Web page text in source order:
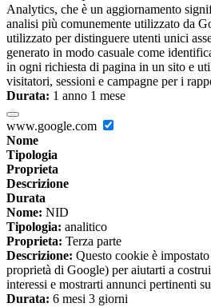
Analytics, che è un aggiornamento
analisi più comunemente utilizzato da
utilizzato per distinguere utenti unici
generato in modo casuale come
in ogni richiesta di pagina in un sito e
visitatori, sessioni e campagne per i
Durata: 1 anno 1 mese
www.google.com
Nome
Tipologia
Proprieta
Descrizione
Durata
Nome: NID
Tipologia: analitico
Proprieta: Terza parte
Descrizione: Questo cookie è
proprietà di Google) per aiutarti a
interessi e mostrarti annunci pertinenti
Durata: 6 mesi 3 giorni